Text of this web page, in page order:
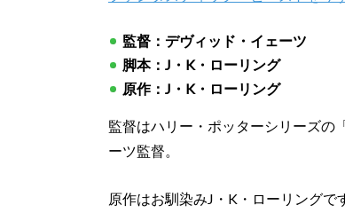
監督：デヴィッド・イェーツ
脚本：J・K・ローリング
原作：J・K・ローリング
監督はハリー・ポッターシリーズの
ーツ監督。
原作はお馴染みJ・K・ローリングで